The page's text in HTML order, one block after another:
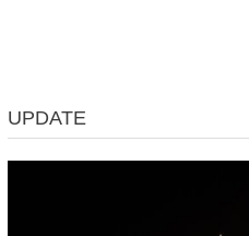
UPDATE